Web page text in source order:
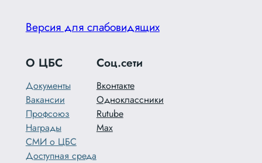
Версия для слабовидящих
О ЦБС
Документы
Вакансии
Профсоюз
Награды
СМИ о ЦБС
Доступная среда
Соц.сети
Вконтакте
Одноклассники
Rutube
Max